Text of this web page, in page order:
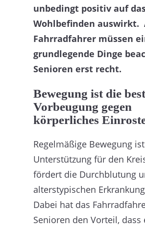
unbedingt positiv auf
Wohlbefinden auswirkt.
Fahrradfahrer müssen
grundlegende Dinge
Senioren erst recht.
Bewegung ist die
Vorbeugung gegen
körperliches
Regelmäßige Bewegung
Unterstützung für den
fördert die Durchblutung
alterstypischen
Dabei hat das
Senioren den Vorteil, dass